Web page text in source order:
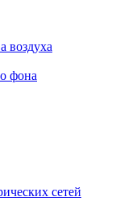
воздуха
фона
сетей